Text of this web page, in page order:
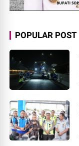
POPULAR POST